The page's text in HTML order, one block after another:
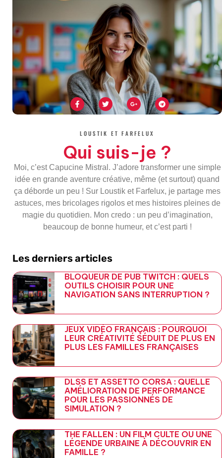
F
a
c
e
o
-
f
T
w
i
t
r
G
o
o
g
-
u
-
g
T
e
l
e
LOUSTIK ET FARFELUX
Qui suis-je ?
Moi, c’est Capucine Mistral. J’adore transformer une simple
idée en grande aventure créative, même (et surtout) quand
ça déborde un peu ! Sur Loustik et Farfelux, je partage mes
astuces, mes bricolages rigolos et mes histoires pleines de
magie du quotidien. Mon credo : un peu d’imagination,
beaucoup de bonne humeur, et c’est parti !
Les derniers articles
BLOQUEUR DE PUB TWITCH : QUELS
OUTILS CHOISIR POUR UNE
NAVIGATION SANS INTERRUPTION ?
JEUX VIDÉO FRANÇAIS : POURQUOI
LEUR CRÉATIVITÉ SÉDUIT DE PLUS EN
PLUS LES FAMILLES FRANÇAISES
DLSS ET ASSETTO CORSA : QUELLE
AMÉLIORATION DE PERFORMANCE
POUR LES PASSIONNÉS DE
SIMULATION ?
THE FALLEN : UN FILM CULTE OU UNE
LÉGENDE URBAINE À DÉCOUVRIR EN
FAMILLE ?